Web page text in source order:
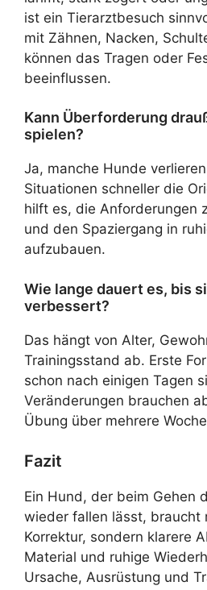
ist ein Tierarztbesuch
mit Zähnen, Nacken,
können das Tragen oder
beeinflussen.
Kann Überforderung
spielen?
Ja, manche Hunde
Situationen schneller die
hilft es, die Anforderungen
und den Spaziergang in
aufzubauen.
Wie lange dauert es, bis
verbessert?
Das hängt von Alter,
Trainingsstand ab. Erste
schon nach einigen Tagen
Veränderungen brauchen
Übung über mehrere
Fazit
Ein Hund, der beim Gehen
wieder fallen lässt, braucht
Korrektur, sondern klarere
Material und ruhige
Ursache, Ausrüstung und